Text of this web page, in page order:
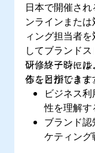
日本で開催さ
ンラインまた
ィング担当者
してブランド
ン、ソーシャ
作を目指します
研修終了時に
ることができま
ビジネス
性を理解す
ブランド
ケティング